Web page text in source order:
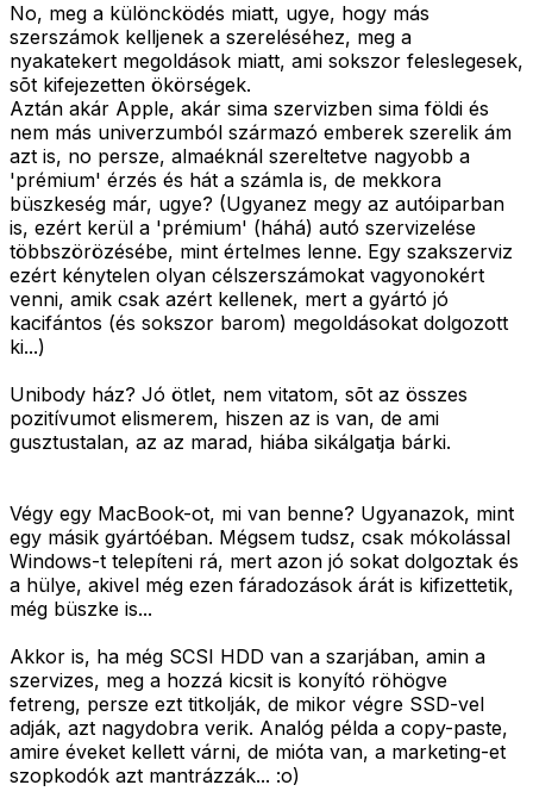
No, meg a különcködés miatt, ugye, hogy más
szerszámok kelljenek a szereléséhez, meg a
nyakatekert megoldások miatt, ami sokszor feleslegesek,
sõt kifejezetten ökörségek.
Aztán akár Apple, akár sima szervizben sima földi és
nem más univerzumból származó emberek szerelik ám
azt is, no persze, almaéknál szereltetve nagyobb a
'prémium' érzés és hát a számla is, de mekkora
büszkeség már, ugye? (Ugyanez megy az autóiparban
is, ezért kerül a 'prémium' (háhá) autó szervizelése
többszörözésébe, mint értelmes lenne. Egy szakszerviz
ezért kénytelen olyan célszerszámokat vagyonokért
venni, amik csak azért kellenek, mert a gyártó jó
kacifántos (és sokszor barom) megoldásokat dolgozott
ki...)
Unibody ház? Jó ötlet, nem vitatom, sõt az összes
pozitívumot elismerem, hiszen az is van, de ami
gusztustalan, az az marad, hiába sikálgatja bárki.
Végy egy MacBook-ot, mi van benne? Ugyanazok, mint
egy másik gyártóéban. Mégsem tudsz, csak mókolással
Windows-t telepíteni rá, mert azon jó sokat dolgoztak és
a hülye, akivel még ezen fáradozások árát is kifizettetik,
még büszke is...
Akkor is, ha még SCSI HDD van a szarjában, amin a
szervizes, meg a hozzá kicsit is konyító röhögve
fetreng, persze ezt titkolják, de mikor végre SSD-vel
adják, azt nagydobra verik. Analóg példa a copy-paste,
amire éveket kellett várni, de mióta van, a marketing-et
szopkodók azt mantrázzák... :o)